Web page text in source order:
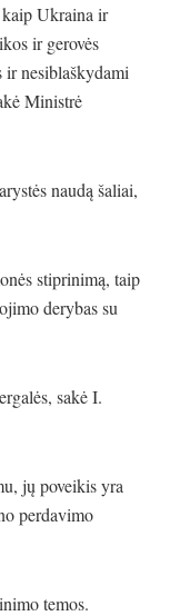
kaip Ukraina ir
ir gerovės
nesiblaškydami
Ministrė
naudą šaliai,
stiprinimą, taip
derybas su
sakė I.
jų poveikis yra
perdavimo
temos.